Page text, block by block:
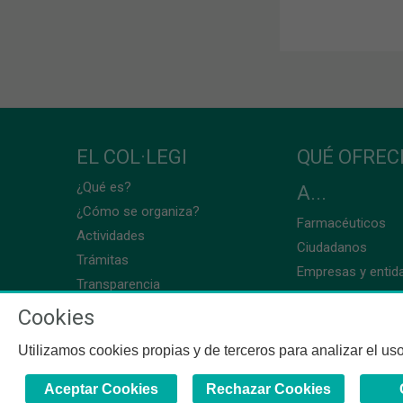
EL COL·LEGI
¿Qué es?
¿Cómo se organiza?
Actividades
Trámitas
Transparencia
QUÉ
A...
Farmacéuticos
Ciudadanos
Empresas y
Cookies
Utilizamos cookies propias y de terceros para analizar el
Aceptar Cookies Rechazar Cookies